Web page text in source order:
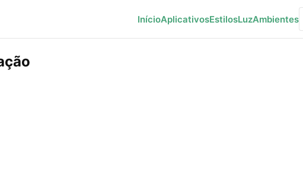
InícioAplicativosEstilosLuzAmbientes